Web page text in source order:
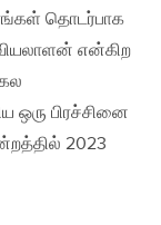
தொடர்பாக
என்கிற
ஒரு பிரச்சினை
2023